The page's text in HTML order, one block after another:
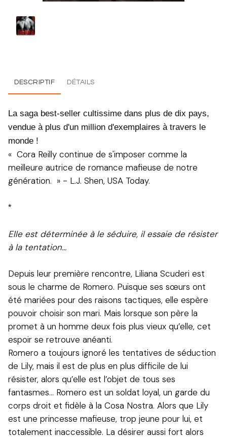
DESCRIPTIF DÉTAILS
La saga best-seller cultissime dans plus de dix pays,
vendue à plus d'un million d'exemplaires à travers le
monde !
« Cora Reilly continue de s'imposer comme la
meilleure autrice de romance mafieuse de notre
génération. » - L.J. Shen, USA Today.
*
Elle est déterminée à le séduire, il essaie de résister
à la tentation…
Depuis leur première rencontre, Liliana Scuderi est
sous le charme de Romero. Puisque ses sœurs ont
été mariées pour des raisons tactiques, elle espère
pouvoir choisir son mari. Mais lorsque son père la
promet à un homme deux fois plus vieux qu’elle, cet
espoir se retrouve anéanti.
Romero a toujours ignoré les tentatives de séduction
de Lily, mais il est de plus en plus difficile de lui
résister, alors qu’elle est l’objet de tous ses
fantasmes… Romero est un soldat loyal, un garde du
corps droit et fidèle à la Cosa Nostra. Alors que Lily
est une princesse mafieuse, trop jeune pour lui, et
totalement inaccessible. La désirer aussi fort alors